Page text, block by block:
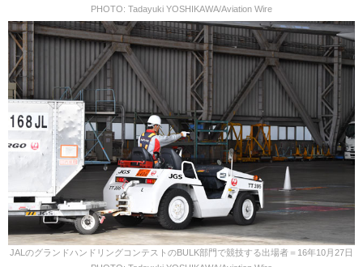
PHOTO: Tadayuki YOSHIKAWA/Aviation Wire
JALのグランドハンドリングコンテストのBULK部門で競技する出場者＝16年10月27日